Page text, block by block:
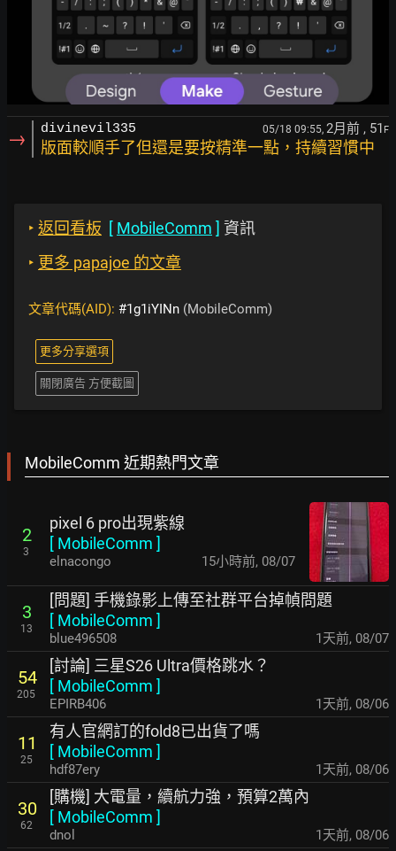
→ divinevil335 05/18 09:55, 2月前 , 51 F
版面較順手了但還是要按精準一點，持續習慣中
‣ 返回看板 [ MobileComm ] 資訊
‣ 更多 papajoe 的文章
文章代碼(AID): #1g1iYINn (MobileComm)
更多分享選項
關閉廣告 方便截圖
MobileComm 近期熱門文章
2
3
pixel 6 pro出現紫線
[ MobileComm ]
elnacongo 15小時前, 08/07
3
13
[問題] 手機錄影上傳至社群平台掉幀問題
[ MobileComm ]
blue496508 1天前, 08/07
54
205
[討論] 三星S26 Ultra價格跳水？
[ MobileComm ]
EPIRB406 1天前, 08/06
11
25
有人官網訂的fold8已出貨了嗎
[ MobileComm ]
hdf87ery 1天前, 08/06
30
62
[購機] 大電量，續航力強，預算2萬內
[ MobileComm ]
dnol 1天前, 08/06